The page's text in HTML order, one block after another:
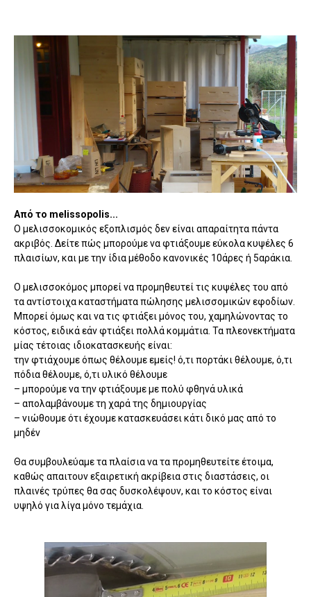
Από το melissopolis...
Ο μελισσοκομικός εξοπλισμός δεν είναι απαραίτητα πάντα
ακριβός. Δείτε πώς μπορούμε να φτιάξουμε εύκολα κυψέλες 6
πλαισίων, και με την ίδια μέθοδο κανονικές 10άρες ή 5αράκια.
Ο μελισσοκόμος μπορεί να προμηθευτεί τις κυψέλες του από
τα αντίστοιχα καταστήματα πώλησης μελισσομικών εφοδίων.
Μπορεί όμως και να τις φτιάξει μόνος του, χαμηλώνοντας το
κόστος, ειδικά εάν φτιάξει πολλά κομμάτια. Τα πλεονεκτήματα
μίας τέτοιας ιδιοκατασκευής είναι:
την φτιάχουμε όπως θέλουμε εμείς! ό,τι πορτάκι θέλουμε, ό,τι
πόδια θέλουμε, ό,τι υλικό θέλουμε
– μπορούμε να την φτιάξουμε με πολύ φθηνά υλικά
– απολαμβάνουμε τη χαρά της δημιουργίας
– νιώθουμε ότι έχουμε κατασκευάσει κάτι δικό μας από το
μηδέν
Θα συμβουλεύαμε τα πλαίσια να τα προμηθευτείτε έτοιμα,
καθώς απαιτουν εξαιρετική ακρίβεια στις διαστάσεις, οι
πλαινές τρύπες θα σας δυσκολέψουν, και το κόστος είναι
υψηλό για λίγα μόνο τεμάχια.